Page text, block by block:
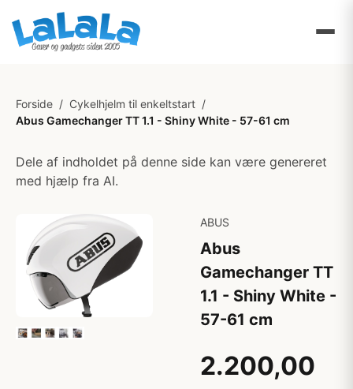
Forside / Cykelhjelm til enkeltstart /
Abus Gamechanger TT 1.1 - Shiny White - 57-61 cm
Dele af indholdet på denne side kan være genereret
med hjælp fra AI.
ABUS
Abus
Gamechanger TT
1.1 - Shiny White -
57-61 cm
2.200,00